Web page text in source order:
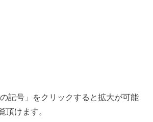
記号」をクリックすると拡大が可能
頂けます。